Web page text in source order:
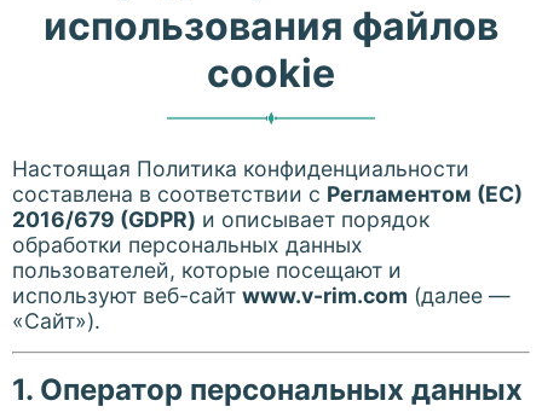
использования файлов
cookie
Настоящая Политика конфиденциальности
составлена в соответствии с Регламентом (ЕС)
2016/679 (GDPR) и описывает порядок
обработки персональных данных
пользователей, которые посещают и
используют веб-сайт www.v-rim.com (далее —
«Сайт»).
1. Оператор персональных данных